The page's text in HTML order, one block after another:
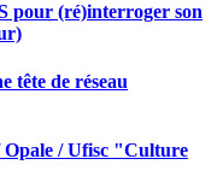
pour (ré)interroger son
tête de réseau
/ Ufisc "Culture